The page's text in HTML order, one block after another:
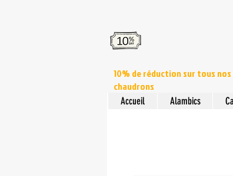
10% de réduction sur tous nos
chaudrons
Accueil Alambics